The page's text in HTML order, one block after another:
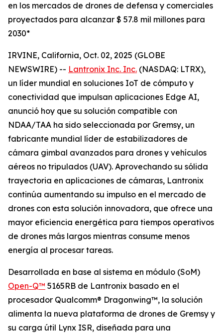
en los mercados de drones de defensa y comerciales
proyectados para alcanzar $ 57.8 mil millones para
2030*
IRVINE, California, Oct. 02, 2025 (GLOBE
NEWSWIRE) -- Lantronix Inc. Inc. (NASDAQ: LTRX),
un líder mundial en soluciones IoT de cómputo y
conectividad que impulsan aplicaciones Edge AI,
anunció hoy que su solución compatible con
NDAA/TAA ha sido seleccionada por Gremsy, un
fabricante mundial líder de estabilizadores de
cámara gimbal avanzados para drones y vehículos
aéreos no tripulados (UAV). Aprovechando su sólida
trayectoria en aplicaciones de cámaras, Lantronix
continúa aumentando su impulso en el mercado de
drones con esta solución innovadora, que ofrece una
mayor eficiencia energética para tiempos operativos
de drones más largos mientras consume menos
energía al procesar tareas.
Desarrollada en base al sistema en módulo (SoM)
Open-Q™ 5165RB de Lantronix basado en el
procesador Qualcomm® Dragonwing™, la solución
alimenta la nueva plataforma de drones de Gremsy y
su carga útil Lynx ISR, diseñada para una